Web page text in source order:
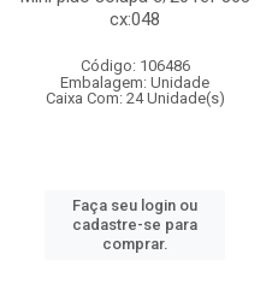
cx:048
Código: 106486
Embalagem: Unidade
Caixa Com: 24 Unidade(s)
Faça seu login ou
cadastre-se para
comprar.